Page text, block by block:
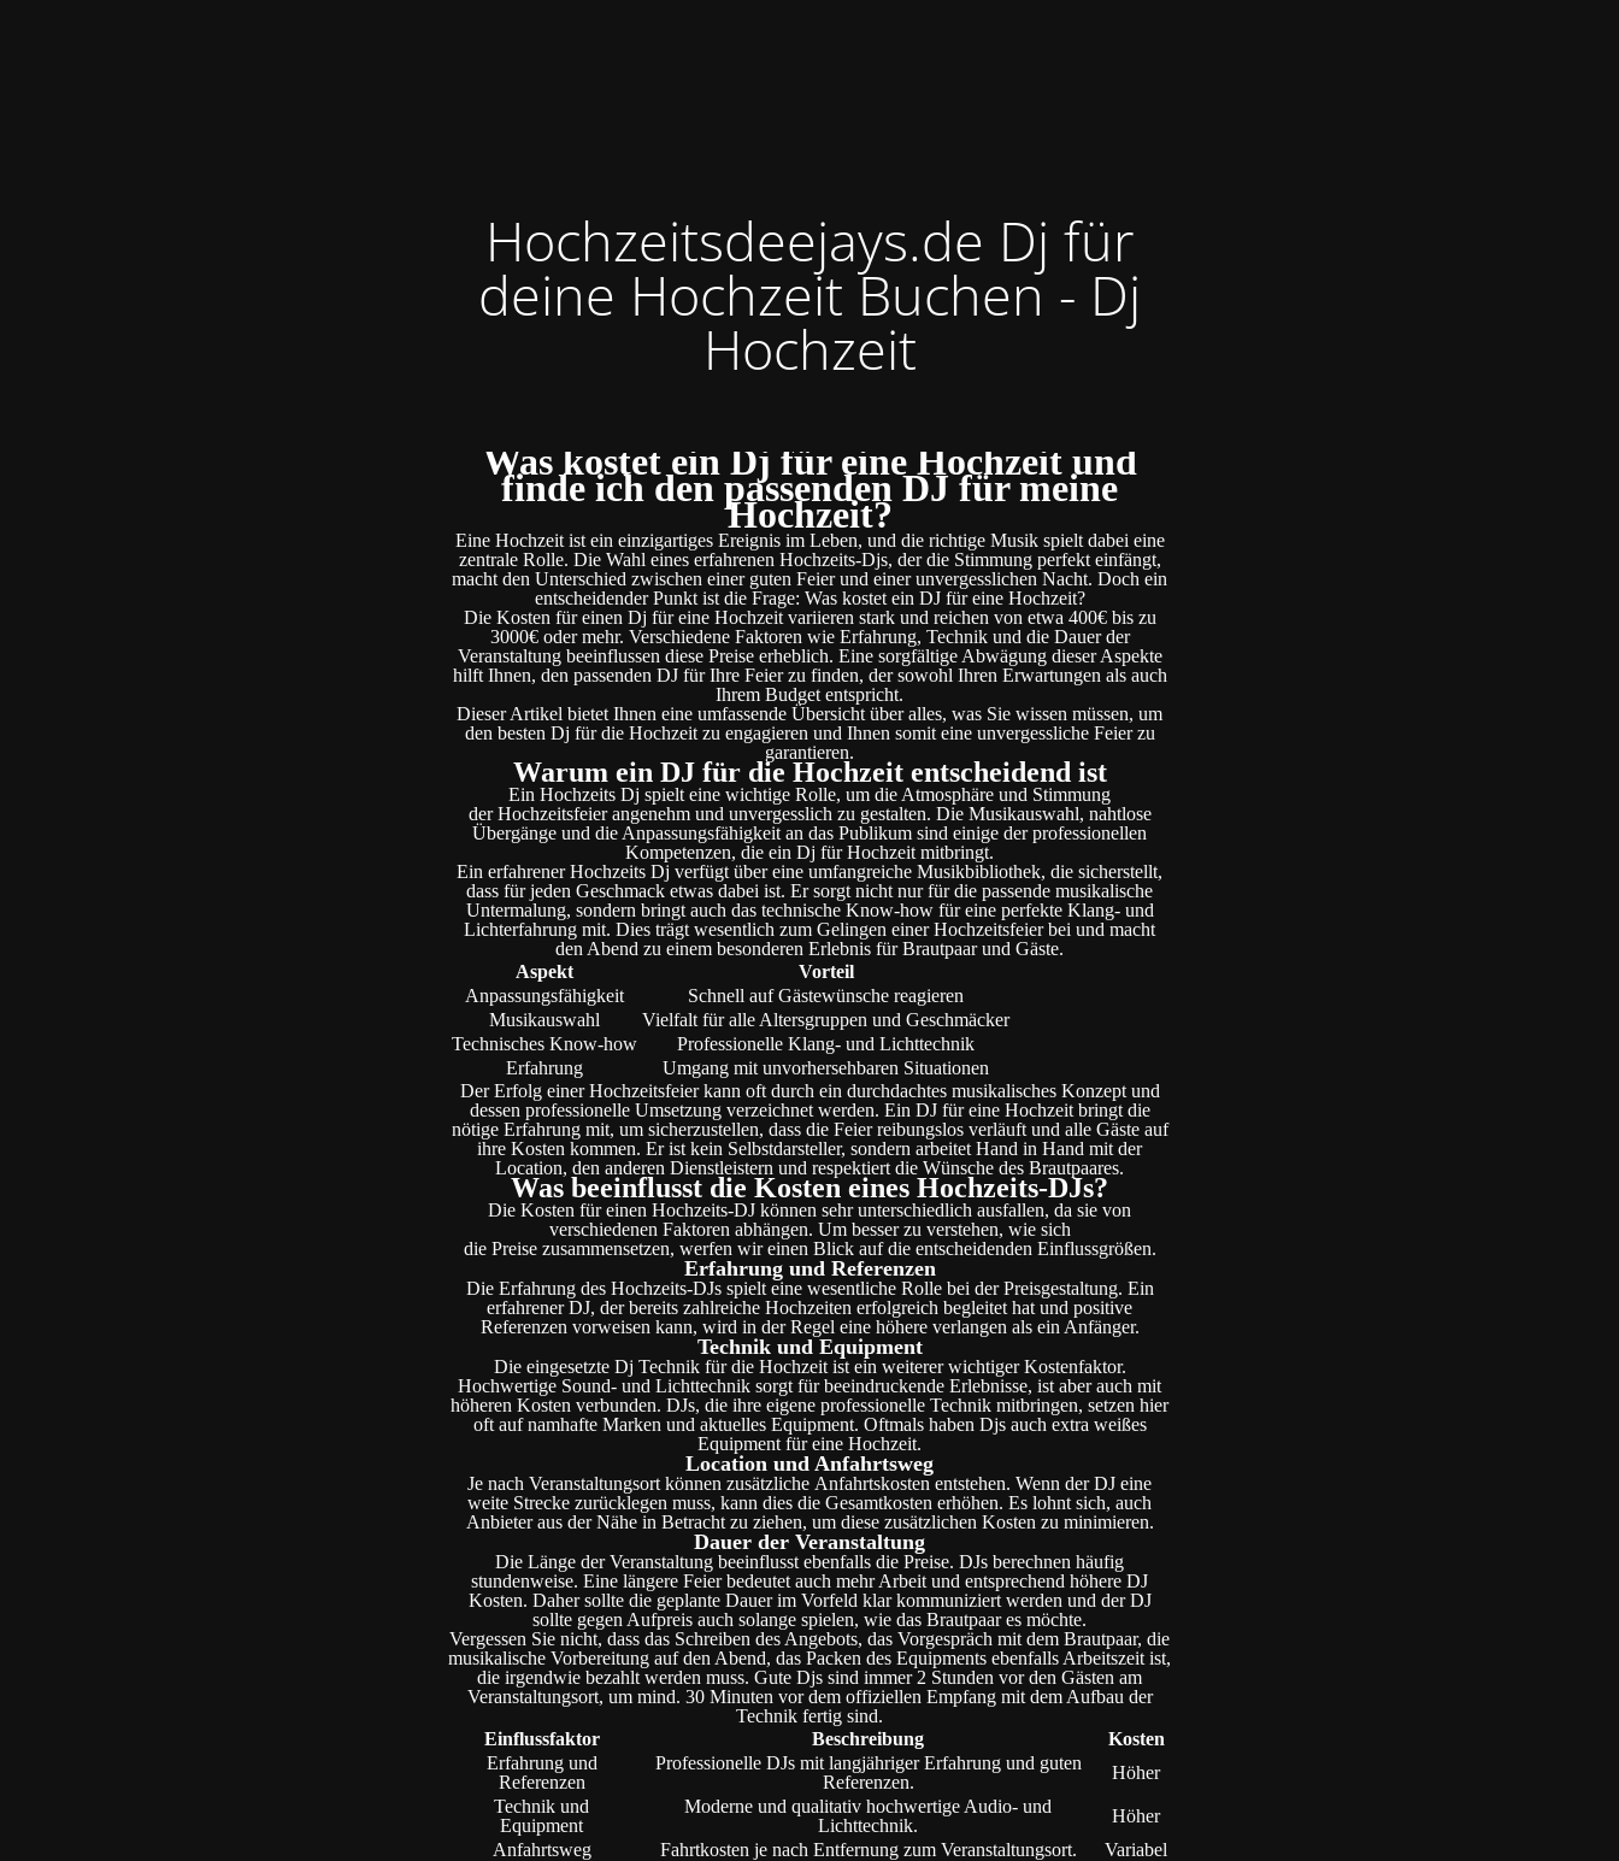
Hochzeitsdeejays.de Dj für
deine Hochzeit Buchen - Dj
Hochzeit
Was kostet ein Dj für eine Hochzeit und
finde ich den passenden DJ für meine
Hochzeit?
Eine Hochzeit ist ein einzigartiges Ereignis im Leben, und die richtige Musik spielt dabei eine
zentrale Rolle. Die Wahl eines erfahrenen Hochzeits-Djs, der die Stimmung perfekt einfängt,
macht den Unterschied zwischen einer guten Feier und einer unvergesslichen Nacht. Doch ein
entscheidender Punkt ist die Frage: Was kostet ein DJ für eine Hochzeit?
Die Kosten für einen Dj für eine Hochzeit variieren stark und reichen von etwa 400€ bis zu
3000€ oder mehr. Verschiedene Faktoren wie Erfahrung, Technik und die Dauer der
Veranstaltung beeinflussen diese Preise erheblich. Eine sorgfältige Abwägung dieser Aspekte
hilft Ihnen, den passenden DJ für Ihre Feier zu finden, der sowohl Ihren Erwartungen als auch
Ihrem Budget entspricht.
Dieser Artikel bietet Ihnen eine umfassende Übersicht über alles, was Sie wissen müssen, um
den besten Dj für die Hochzeit zu engagieren und Ihnen somit eine unvergessliche Feier zu
garantieren.
Warum ein DJ für die Hochzeit entscheidend ist
Ein Hochzeits Dj spielt eine wichtige Rolle, um die Atmosphäre und Stimmung
der Hochzeitsfeier angenehm und unvergesslich zu gestalten. Die Musikauswahl, nahtlose
Übergänge und die Anpassungsfähigkeit an das Publikum sind einige der professionellen
Kompetenzen, die ein Dj für Hochzeit mitbringt.
Ein erfahrener Hochzeits Dj verfügt über eine umfangreiche Musikbibliothek, die sicherstellt,
dass für jeden Geschmack etwas dabei ist. Er sorgt nicht nur für die passende musikalische
Untermalung, sondern bringt auch das technische Know-how für eine perfekte Klang- und
Lichterfahrung mit. Dies trägt wesentlich zum Gelingen einer Hochzeitsfeier bei und macht
den Abend zu einem besonderen Erlebnis für Brautpaar und Gäste.
Aspekt
Vorteil
Anpassungsfähigkeit
Schnell auf Gästewünsche reagieren
Musikauswahl
Vielfalt für alle Altersgruppen und Geschmäcker
Technisches Know-how
Professionelle Klang- und Lichttechnik
Erfahrung
Umgang mit unvorhersehbaren Situationen
Der Erfolg einer Hochzeitsfeier kann oft durch ein durchdachtes musikalisches Konzept und
dessen professionelle Umsetzung verzeichnet werden. Ein DJ für eine Hochzeit bringt die
nötige Erfahrung mit, um sicherzustellen, dass die Feier reibungslos verläuft und alle Gäste auf
ihre Kosten kommen. Er ist kein Selbstdarsteller, sondern arbeitet Hand in Hand mit der
Location, den anderen Dienstleistern und respektiert die Wünsche des Brautpaares.
Was beeinflusst die Kosten eines Hochzeits-DJs?
Die Kosten für einen Hochzeits-DJ können sehr unterschiedlich ausfallen, da sie von
verschiedenen Faktoren abhängen. Um besser zu verstehen, wie sich
die Preise zusammensetzen, werfen wir einen Blick auf die entscheidenden Einflussgrößen.
Erfahrung und Referenzen
Die Erfahrung des Hochzeits-DJs spielt eine wesentliche Rolle bei der Preisgestaltung. Ein
erfahrener DJ, der bereits zahlreiche Hochzeiten erfolgreich begleitet hat und positive
Referenzen vorweisen kann, wird in der Regel eine höhere verlangen als ein Anfänger.
Technik und Equipment
Die eingesetzte Dj Technik für die Hochzeit ist ein weiterer wichtiger Kostenfaktor.
Hochwertige Sound- und Lichttechnik sorgt für beeindruckende Erlebnisse, ist aber auch mit
höheren Kosten verbunden. DJs, die ihre eigene professionelle Technik mitbringen, setzen hier
oft auf namhafte Marken und aktuelles Equipment. Oftmals haben Djs auch extra weißes
Equipment für eine Hochzeit.
Location und Anfahrtsweg
Je nach Veranstaltungsort können zusätzliche Anfahrtskosten entstehen. Wenn der DJ eine
weite Strecke zurücklegen muss, kann dies die Gesamtkosten erhöhen. Es lohnt sich, auch
Anbieter aus der Nähe in Betracht zu ziehen, um diese zusätzlichen Kosten zu minimieren.
Dauer der Veranstaltung
Die Länge der Veranstaltung beeinflusst ebenfalls die Preise. DJs berechnen häufig
stundenweise. Eine längere Feier bedeutet auch mehr Arbeit und entsprechend höhere DJ
Kosten. Daher sollte die geplante Dauer im Vorfeld klar kommuniziert werden und der DJ
sollte gegen Aufpreis auch solange spielen, wie das Brautpaar es möchte.
Vergessen Sie nicht, dass das Schreiben des Angebots, das Vorgespräch mit dem Brautpaar, die
musikalische Vorbereitung auf den Abend, das Packen des Equipments ebenfalls Arbeitszeit ist,
die irgendwie bezahlt werden muss. Gute Djs sind immer 2 Stunden vor den Gästen am
Veranstaltungsort, um mind. 30 Minuten vor dem offiziellen Empfang mit dem Aufbau der
Technik fertig sind.
Einflussfaktor
Beschreibung
Kosten
Erfahrung und
Referenzen
Professionelle DJs mit langjähriger Erfahrung und guten
Referenzen.
Höher
Technik und
Equipment
Moderne und qualitativ hochwertige Audio- und
Lichttechnik.
Höher
Anfahrtsweg
Fahrtkosten je nach Entfernung zum Veranstaltungsort.
Variabel